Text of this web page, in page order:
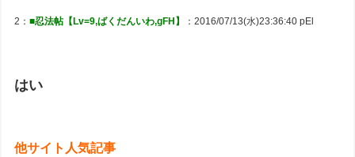
2：■忍法帖【Lv=9,ばくだんいわ,gFH】 ：2016/07/13(水)23:36:40 pEl
はい
他サイト人気記事